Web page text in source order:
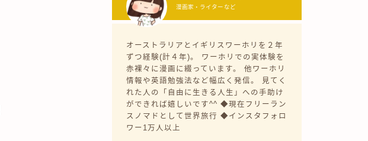
漫画家・ライターなど
オーストラリアとイギリスワーホリを２年
ずつ経験(計４年)。 ワーホリでの実体験を
赤裸々に漫画に綴っています。 他ワーホリ
情報や英語勉強法など幅広く発信。 見てく
れた人の「自由に生きる人生」への手助け
ができれば嬉しいです^^ ◆現在フリーラン
スノマドとして世界旅行 ◆インスタフォロ
ワー1万人以上